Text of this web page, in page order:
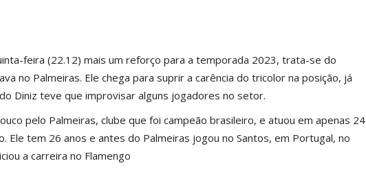
feira (22.12) mais um reforço para a temporada 2023, trata-se do
no Palmeiras. Ele chega para suprir a carência do tricolor na posição, já
Diniz teve que improvisar alguns jogadores no setor.
pelo Palmeiras, clube que foi campeão brasileiro, e atuou em apenas 24
Ele tem 26 anos e antes do Palmeiras jogou no Santos, em Portugal, no
a carreira no Flamengo